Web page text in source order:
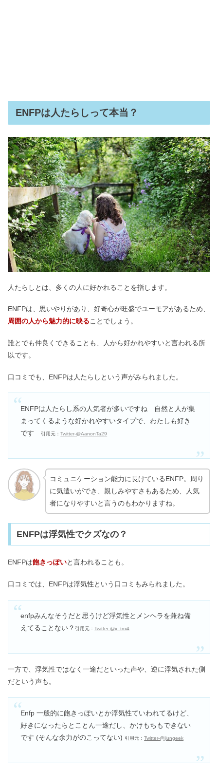
ENFPは人たらしって本当？
人たらしとは、多くの人に好かれることを指します。
ENFPは、思いやりがあり、好奇心が旺盛でユーモアがあるため、
周囲の人から魅力的に映ることでしょう。
誰とでも仲良くできることも、人から好かれやすいと言われる所
以です。
口コミでも、ENFPは人たらしという声がみられました。
ENFPは人たらし系の人気者が多いですね 自然と人が集
まってくるような好かれやすいタイプで、わたしも好き
です
引用元：Twitter-@AanonTa29
コミュニケーション能力に長けているENFP。周り
に気遣いができ、親しみやすさもあるため、人気
者になりやすいと言うのもわかりますね。
ENFPは浮気性でクズなの？
ENFPは飽きっぽいと言われることも。
口コミでは、ENFPは浮気性という口コミもみられました。
enfpみんなそうだと思うけど浮気性とメンヘラを兼ね備
えてることない？ 引用元：Twitter-@x_tmi4
一方で、浮気性ではなく一途だといった声や、逆に浮気された側
だという声も。
Enfp 一般的に飽きっぽいとか浮気性ていわれてるけど、
好きになったらとことん一途だし、かけもちもできない
です (そんな余力がのこってない) 引用元：Twitter-@jiungeek